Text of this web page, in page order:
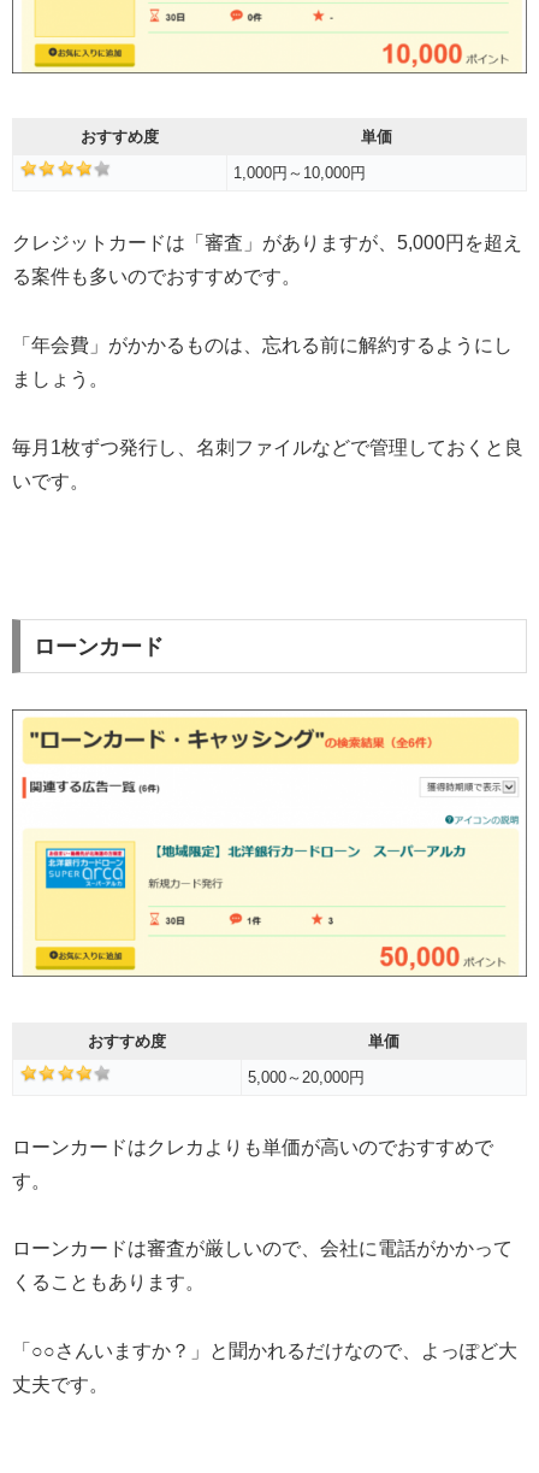
おすすめ度
単価
1,000円～10,000円
クレジットカードは「審査」がありますが、5,000円を超え
る案件も多いのでおすすめです。
「年会費」がかかるものは、忘れる前に解約するようにし
ましょう。
毎月1枚ずつ発行し、名刺ファイルなどで管理しておくと良
いです。
ローンカード
おすすめ度
単価
5,000～20,000円
ローンカードはクレカよりも単価が高いのでおすすめで
す。
ローンカードは審査が厳しいので、会社に電話がかかって
くることもあります。
「○○さんいますか？」と聞かれるだけなので、よっぽど大
丈夫です。